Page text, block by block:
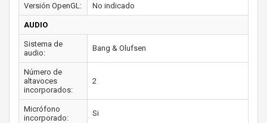
Versión OpenGL: No indicado
AUDIO
Sistema de
audio:
Bang & Olufsen
Número de
altavoces
incorporados:
2
Micrófono
incorporado:
Si